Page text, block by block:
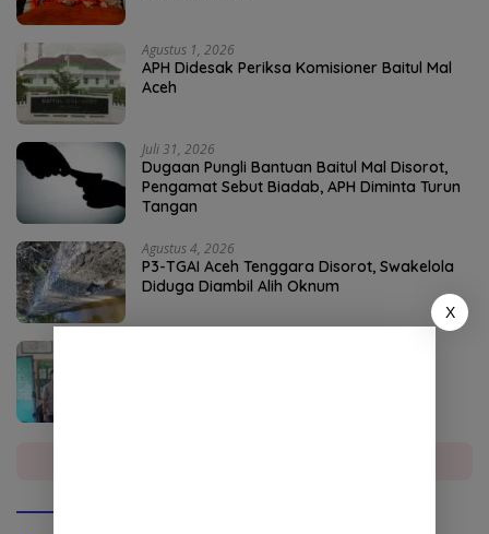
Agustus 1, 2026
APH Didesak Periksa Komisioner Baitul Mal
Aceh
Juli 31, 2026
Dugaan Pungli Bantuan Baitul Mal Disorot,
Pengamat Sebut Biadab, APH Diminta Turun
Tangan
Agustus 4, 2026
P3-TGAI Aceh Tenggara Disorot, Swakelola
Diduga Diambil Alih Oknum
X